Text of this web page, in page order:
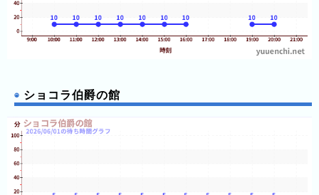
ス
ハ
ラ
ショコラ伯爵の館